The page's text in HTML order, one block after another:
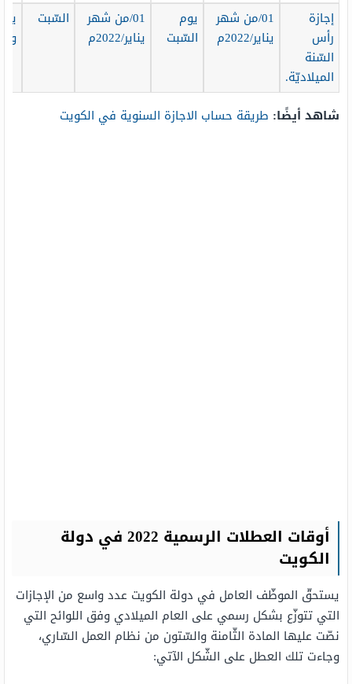
إجازة
رأس
السّنة
الميلاديّة.
01/من شهر
يناير/2022م
يوم
السّبت
01/من شهر
يناير/2022م
السّبت
شاهد أيضًا: طريقة حساب الاجازة السنوية في الكويت
أوقات العطلات الرسمية 2022 في دولة
الكويت
يستحقّ الموظّف العامل في دولة الكويت عدد واسع من الإجازات
التي تتوزّع بشكل رسمي على العام الميلادي وفق اللوائح التي
نصّت عليها المادة الثّامنة والسّتون من نظام العمل السّاري،
وجاءت تلك العطل على الشّكل الآتي: